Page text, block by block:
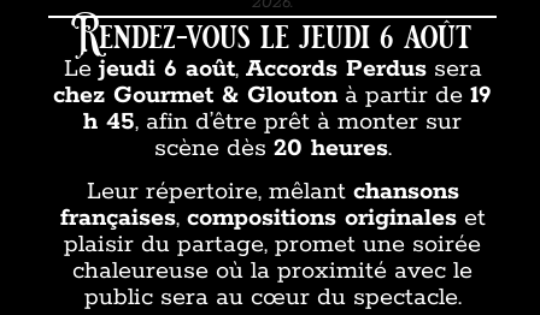
Rendez-vous le jeudi 6 août
Le jeudi 6 août, Accords Perdussera
chez Gourmet & Glouton à partir de19
h 45, afin d’être prêt à monter sur
scène dès 20 heures.
Leur répertoire, mêlant chansons
françaises, compositions originaleset
plaisir du partage, promet une soirée
chaleureuse où la proximité avec le
public sera au cœur du spectacle.